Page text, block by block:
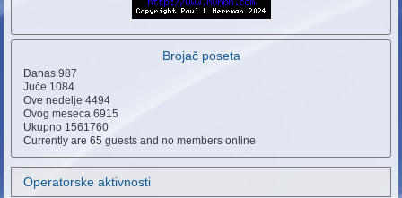
Brojač poseta
Danas987
Juče 1084
Ove nedelje4494
Ovog meseca6915
Ukupno 1561760
Currently are 65 guests and no members online
Operatorske aktivnosti